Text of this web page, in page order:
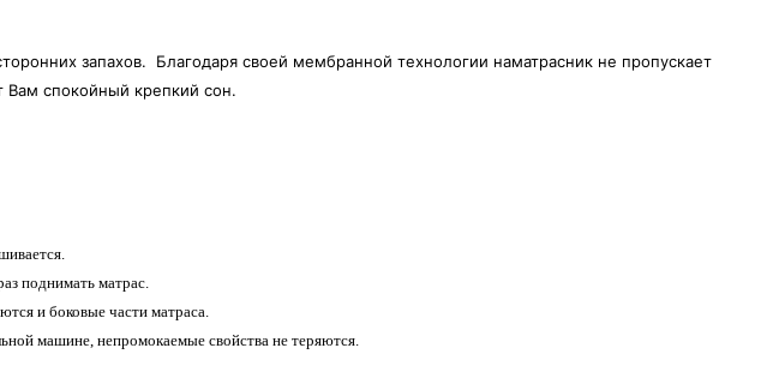
запахов. Благодаря своей мембранной технологии наматрасник не пропускает
Вам спокойный крепкий сон.
поднимать матрас.
и боковые части матраса.
машине, непромокаемые свойства не теряются.